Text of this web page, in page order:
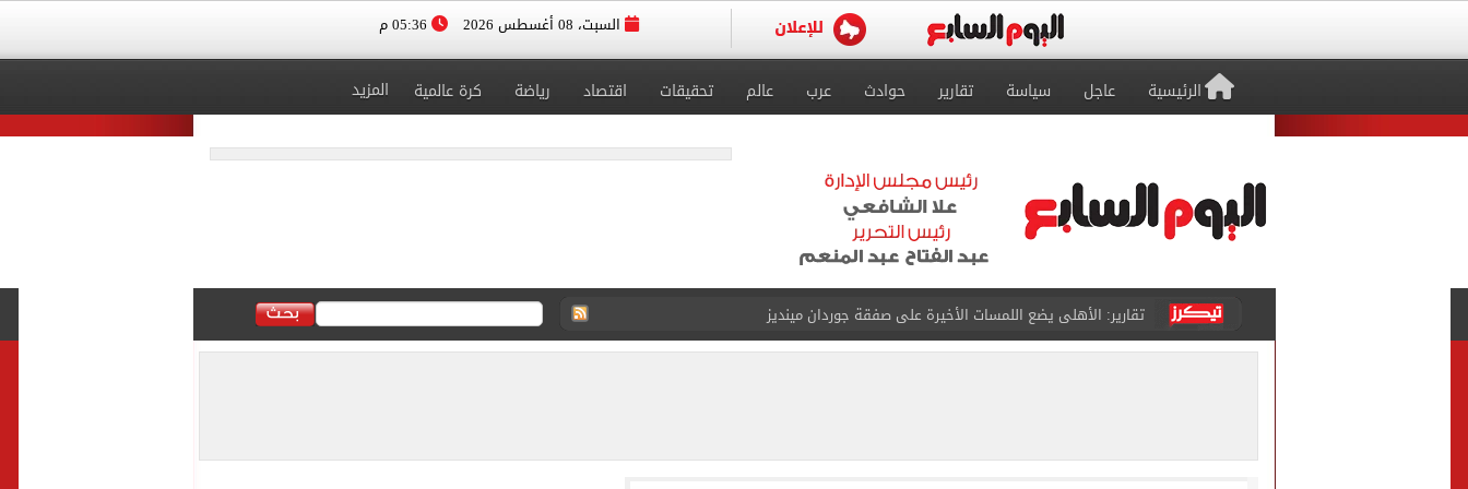
السبت، 08 أغسطس 2026
الرئيسية عاجل سياسة تقارير حوادث عرب عالم تحقيقات اقتصاد رياضة كرة عالمية المزيد
الأهلي يرفض مطالب أحمد عبد القادر بالحصول على 40 مليون جنيه سنوياً
حقيقة خلاف معتمد جمال وعبد الناصر محمد فى الزمالك بسبب المباريات الودية
حمزة عبد الكريم ينتظر يومًا استثنائيًا بعد استمراره مع فريق برشلونة الأول